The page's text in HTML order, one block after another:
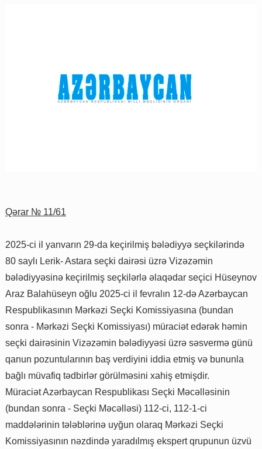
Qərar № 11/61
2025-ci il yanvarın 29-da keçirilmiş bələdiyyə seçkilərində
80 saylı Lerik- Astara seçki dairəsi üzrə Vizəzəmin
bələdiyyəsinə keçirilmiş seçkilərlə əlaqədar seçici Hüseynov
Araz Balahüseyn oğlu 2025-ci il fevralın 12-də Azərbaycan
Respublikasının Mərkəzi Seçki Komissiyasına (bundan
sonra - Mərkəzi Seçki Komissiyası) müraciət edərək həmin
seçki dairəsinin Vizəzəmin bələdiyyəsi üzrə səsvermə günü
qanun pozuntularının baş verdiyini iddia etmiş və bununla
bağlı müvafiq tədbirlər görülməsini xahiş etmişdir.
Müraciət Azərbaycan Respublikası Seçki Məcəlləsinin
(bundan sonra - Seçki Məcəlləsi) 112-ci, 112-1-ci
maddələrinin tələblərinə uyğun olaraq Mərkəzi Seçki
Komissiyasının nəzdində yaradılmış ekspert qrupunun üzvü